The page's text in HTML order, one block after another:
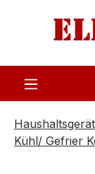
Zum
Kühl/ Gefrier